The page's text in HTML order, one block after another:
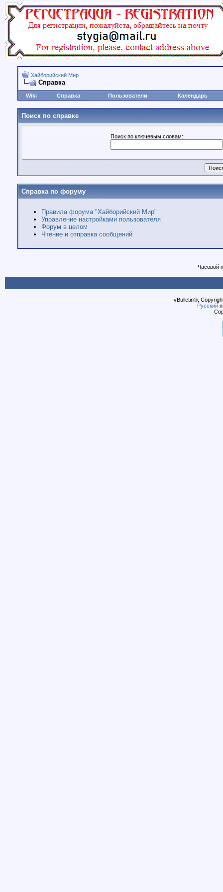
Хайборийский Мир
Справка
Wiki Справка Пользователи Календарь
Поиск по справке
Поиск по ключевым словам:
Справка по форуму
Правила форума "Хайборийский Мир"
Управление настройками пользователя
Форум в целом
Чтение и отправка сообщений
Часовой
vBulletin®,
Русский